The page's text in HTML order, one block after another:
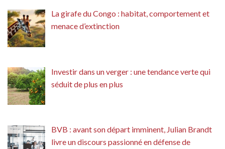
La girafe du Congo : habitat, comportement et
menace d’extinction
Investir dans un verger : une tendance verte qui
séduit de plus en plus
BVB : avant son départ imminent, Julian Brandt
livre un discours passionné en défense de